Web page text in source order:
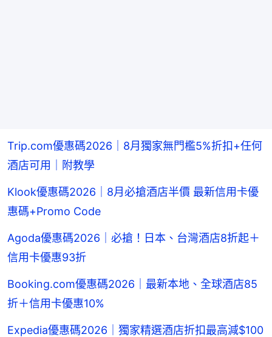
Trip.com優惠碼2026｜8月獨家無門檻5%折扣+任何
酒店可用｜附教學
Klook優惠碼2026｜8月必搶酒店半價 最新信用卡優
惠碼+Promo Code
Agoda優惠碼2026｜必搶！日本、台灣酒店8折起＋
信用卡優惠93折
Booking.com優惠碼2026｜最新本地、全球酒店85
折＋信用卡優惠10%
Expedia優惠碼2026｜獨家精選酒店折扣最高減$100